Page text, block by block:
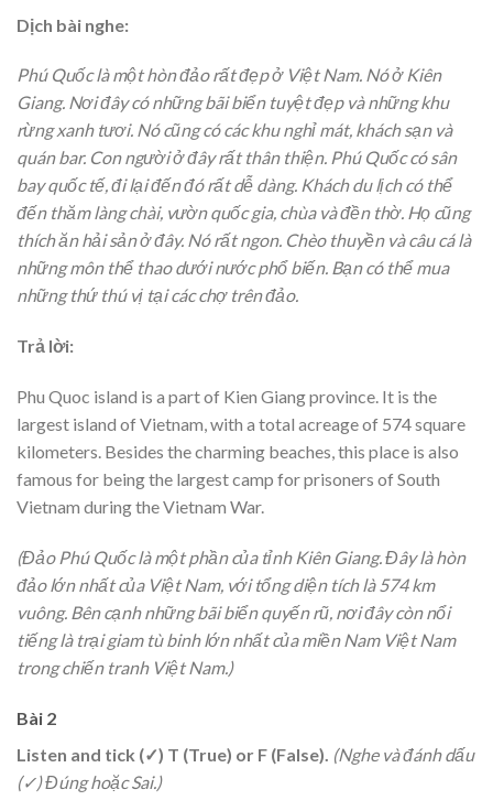
Dịch bài nghe:
Phú Quốc là một hòn đảo rất đẹp ở Việt Nam. Nó ở Kiên
Giang. Nơi đây có những bãi biển tuyệt đẹp và những khu
rừng xanh tươi. Nó cũng có các khu nghỉ mát, khách sạn và
quán bar. Con người ở đây rất thân thiện. Phú Quốc có sân
bay quốc tế, đi lại đến đó rất dễ dàng. Khách du lịch có thể
đến thăm làng chài, vườn quốc gia, chùa và đền thờ. Họ cũng
thích ăn hải sản ở đây. Nó rất ngon. Chèo thuyền và câu cá là
những môn thể thao dưới nước phổ biến. Bạn có thể mua
những thứ thú vị tại các chợ trên đảo.
Trả lời:
Phu Quoc island is a part of Kien Giang province. It is the
largest island of Vietnam, with a total acreage of 574 square
kilometers. Besides the charming beaches, this place is also
famous for being the largest camp for prisoners of South
Vietnam during the Vietnam War.
(Đảo Phú Quốc là một phần của tỉnh Kiên Giang. Đây là hòn
đảo lớn nhất của Việt Nam, với tổng diện tích là 574 km
vuông. Bên cạnh những bãi biển quyến rũ, nơi đây còn nổi
tiếng là trại giam tù binh lớn nhất của miền Nam Việt Nam
trong chiến tranh Việt Nam.)
Bài 2
Listen and tick (✓) T (True) or F (False). (Nghe và đánh dấu
(✓) Đúng hoặc Sai.)